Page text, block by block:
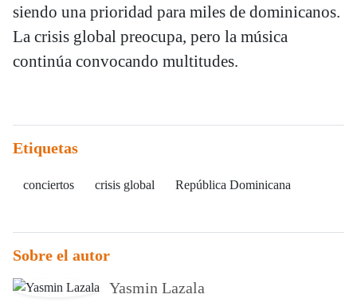
siendo una prioridad para miles de dominicanos.
La crisis global preocupa, pero la música
continúa convocando multitudes.
Etiquetas
conciertos crisis global República Dominicana
Sobre el autor
Yasmin Lazala